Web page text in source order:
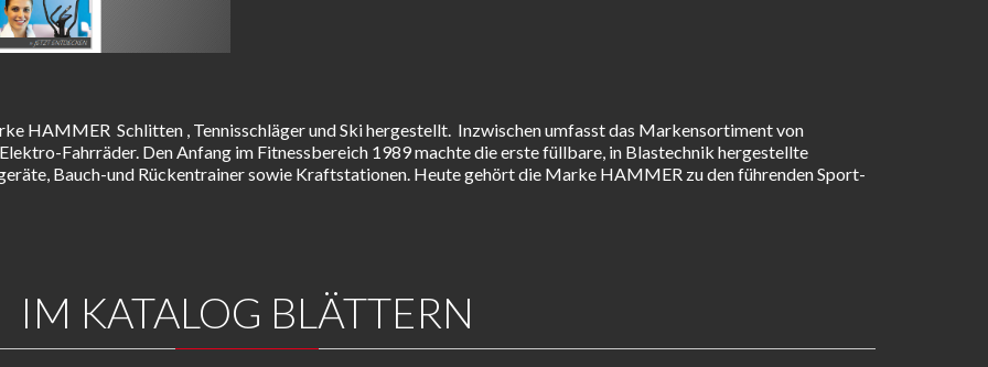
HAMMER Schlitten , Tennisschläger und Ski hergestellt. Inzwischen umfasst das Markensortiment von
Fahrräder. Den Anfang im Fitnessbereich 1989 machte die erste füllbare, in Blastechnik hergestellte
Bauch-und Rückentrainer sowie Kraftstationen. Heute gehört die Marke HAMMER zu den führenden Sport-
IM KATALOG BLÄTTERN